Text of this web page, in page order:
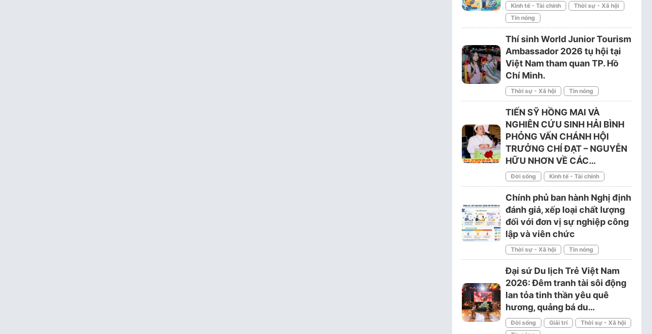
Kinh tế - Tài chính
Thời sự - Xã hội
Tin nóng
Thí sinh World Junior Tourism
Ambassador 2026 tụ hội tại
Việt Nam tham quan TP. Hồ
Chí Minh.
Thời sự - Xã hội Tin nóng
TIẾN SỸ HỒNG MAI VÀ
NGHIÊN CỨU SINH HẢI BÌNH
PHỎNG VẤN CHÁNH HỘI
TRƯỞNG CHÍ ĐẠT – NGUYỄN
HỮU NHƠN VỀ CÁC…
Đời sống Kinh tế - Tài chính
Chính phủ ban hành Nghị định
đánh giá, xếp loại chất lượng
đối với đơn vị sự nghiệp công
lập và viên chức
Thời sự - Xã hội Tin nóng
Đại sứ Du lịch Trẻ Việt Nam
2026: Đêm tranh tài sôi động
lan tỏa tinh thần yêu quê
hương, quảng bá du…
Đời sống Giải trí
Thời sự - Xã hội